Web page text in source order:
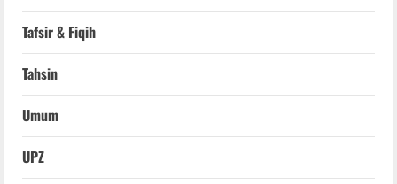
Tafsir & Fiqih
Tahsin
Umum
UPZ